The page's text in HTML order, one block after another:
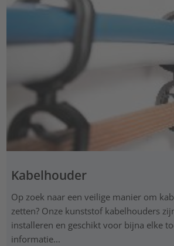
Kabelhouder
Op zoek naar een veilige manier om
zetten? Onze kunststof kabelhouders
installeren en geschikt voor bijna elke
informatie...